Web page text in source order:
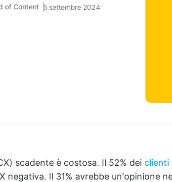
of Content 5 settembre 2024
scadente è costosa. Il 52% dei clienti
negativa. Il 31% avrebbe un'opinione